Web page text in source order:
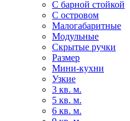
С барной стойкой
С островом
Малогабаритные
Модульные
Скрытые ручки
Размер
Мини-кухни
Узкие
3 кв. м.
5 кв. м.
6 кв. м.